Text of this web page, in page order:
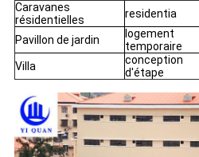
Caravanes
résidentielles
residentia
Pavillon de jardin
logement
temporaire
Villa
conception
d'étape